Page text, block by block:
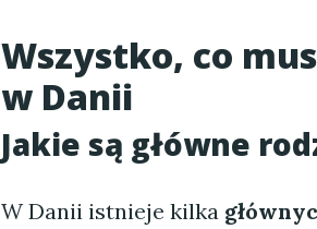
Wszystko, co
w Danii
Jakie są główne
W Danii istnieje kilka